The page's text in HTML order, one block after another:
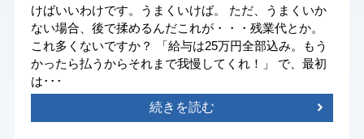
けばいいわけです。うまくいけば。 ただ、うまくいか
ない場合、後で揉めるんだこれが・・・残業代とか。
これ多くないですか？ 「給与は25万円全部込み。もう
かったら払うからそれまで我慢してくれ！」 で、最初
は･･･
続きを読む